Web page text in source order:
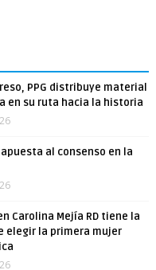
PPG distribuye material
en su ruta hacia la historia
al consenso en la
Carolina Mejía RD tiene la
elegir la primera mujer